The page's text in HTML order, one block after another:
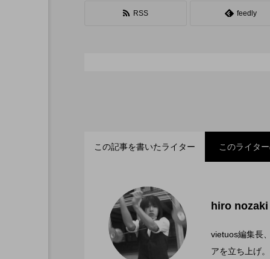
スタッフ フープ
RSS feedly
この記事を書いたライター このライタ
hiro nozaki
vietuos編集長
アを立ち上げ。
2022.06.21
2022.06.21
「第５回 関東シガーボ
文化館にて開催。